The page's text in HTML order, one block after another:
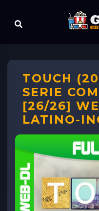
TOUCH
SERIE
[26/26]
LATINO-